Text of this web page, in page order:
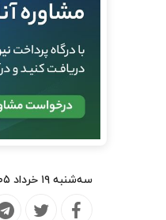
سه‌شنبه ۱۹ خرداد ۱۴۰۵ - ۱۲:۰۶